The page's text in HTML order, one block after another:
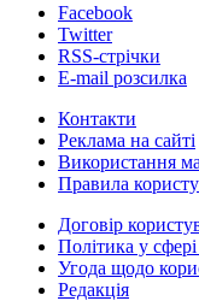
Facebook
Twitter
RSS-стрічки
E-mail розсилка
Контакти
Реклама на сайті
Використання
Правила
Договір
Політика у
Угода щодо
Редакція